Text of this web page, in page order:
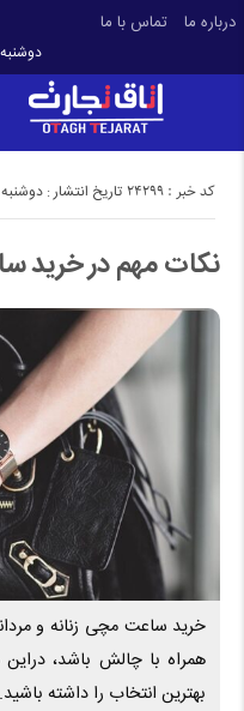
درباره ما تماس با ما
دوشنبه, ۱۹ مرداد ,
تاریخ انتشار : دوشنبه 20 ژانویه 2025 - 14:11 کد خبر : 24299
نکات مهم در خرید
خرید ساعت مچی زنانه و
همراه با چالش باشد، دراین
بهترین انتخاب را داشته باشید.